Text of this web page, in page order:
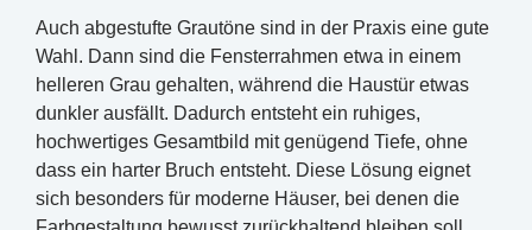
Auch abgestufte Grautöne sind in der Praxis eine gute
Wahl. Dann sind die Fensterrahmen etwa in einem
helleren Grau gehalten, während die Haustür etwas
dunkler ausfällt. Dadurch entsteht ein ruhiges,
hochwertiges Gesamtbild mit genügend Tiefe, ohne
dass ein harter Bruch entsteht. Diese Lösung eignet
sich besonders für moderne Häuser, bei denen die